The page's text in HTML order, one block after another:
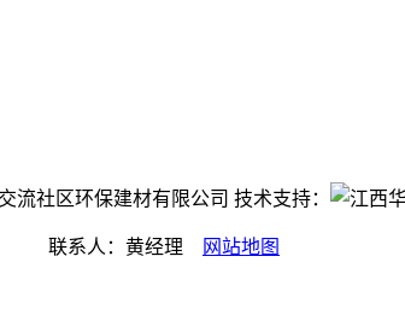
流社区环保建材有限公司 技术支持：
联系人：黄经理 网站地图